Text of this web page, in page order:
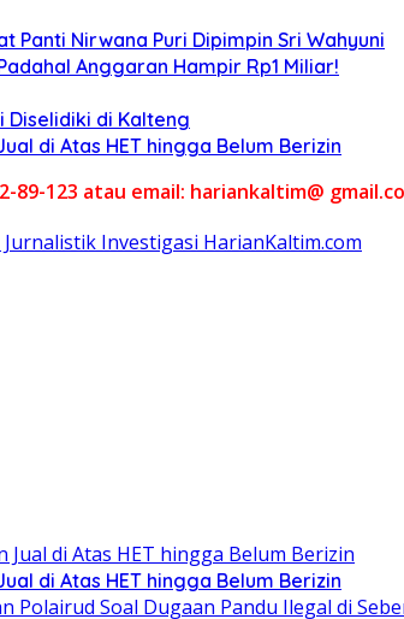
Panti Nirwana Puri Dipimpin Sri Wahyuni
Anggaran Hampir Rp1 Miliar!
Diselidiki di Kalteng
di Atas HET hingga Belum Berizin
89-123 atau email: hariankaltim@
di Atas HET hingga Belum Berizin